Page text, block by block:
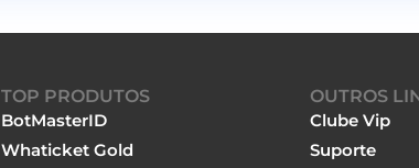
TOP PRODUTOS
BotMasterID
Whaticket Gold
OUTROS
Clube Vip
Suporte